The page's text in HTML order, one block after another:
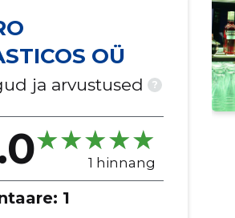
OÜ
ja arvustused ?
1 hinnang
1